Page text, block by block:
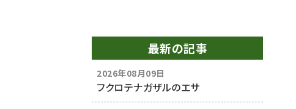
最新の記事
2026年08月09日
フクロテナガザルのエサ